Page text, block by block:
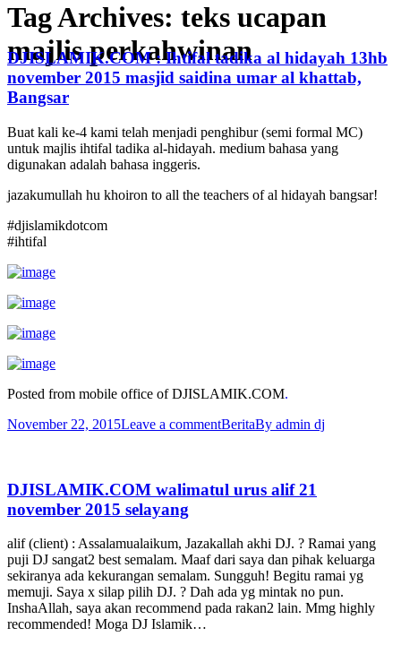
Tag Archives: teks ucapan
majlis perkahwinan
DJISLAMIK.COM : Ihtifal tadika al hidayah 13hb
november 2015 masjid saidina umar al khattab,
Bangsar
Buat kali ke-4 kami telah menjadi penghibur (semi formal MC)
untuk majlis ihtifal tadika al-hidayah. medium bahasa yang
digunakan adalah bahasa inggeris.
jazakumullah hu khoiron to all the teachers of al hidayah bangsar!
#djislamikdotcom
#ihtifal
Posted from mobile office of DJISLAMIK.COM.
November 22, 2015Leave a commentBeritaBy admin dj
DJISLAMIK.COM walimatul urus alif 21
november 2015 selayang
alif (client) : Assalamualaikum, Jazakallah akhi DJ. ? Ramai yang
puji DJ sangat2 best semalam. Maaf dari saya dan pihak keluarga
sekiranya ada kekurangan semalam. Sungguh! Begitu ramai yg
memuji. Saya x silap pilih DJ. ? Dah ada yg mintak no pun.
InshaAllah, saya akan recommend pada rakan2 lain. Mmg highly
recommended! Moga DJ Islamik…